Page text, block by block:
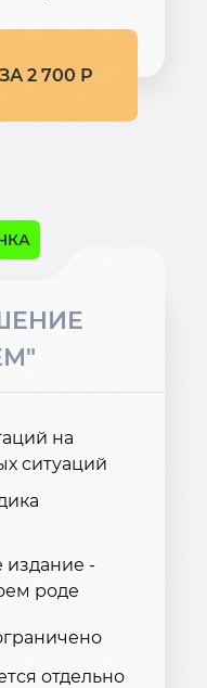
на
ситуаций
2 700 Р
издание -
роде
отдельно